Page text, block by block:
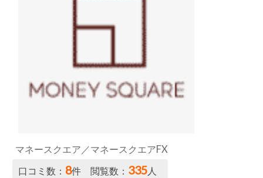
マネースクエア／マネースクエアFX
口コミ数： 8件 閲覧数： 335人